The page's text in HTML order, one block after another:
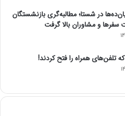
در شستا؛ مطالبه‌گری بازنشستگان
سفرها و مشاوران بالا گرفت
تلفن‌های همراه را فتح کردند!